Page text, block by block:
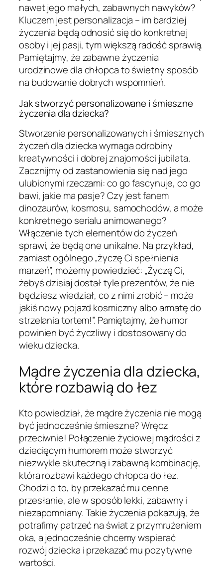
nawet jego małych, zabawnych nawyków?
Kluczem jest personalizacja – im bardziej
życzenia będą odnosić się do konkretnej
osoby i jej pasji, tym większą radość sprawią.
Pamiętajmy, że zabawne życzenia
urodzinowe dla chłopca to świetny sposób
na budowanie dobrych wspomnień.
Jak stworzyć personalizowane i śmieszne
życzenia dla dziecka?
Stworzenie personalizowanych i śmiesznych
życzeń dla dziecka wymaga odrobiny
kreatywności i dobrej znajomości jubilata.
Zacznijmy od zastanowienia się nad jego
ulubionymi rzeczami: co go fascynuje, co go
bawi, jakie ma pasje? Czy jest fanem
dinozaurów, kosmosu, samochodów, a może
konkretnego serialu animowanego?
Włączenie tych elementów do życzeń
sprawi, że będą one unikalne. Na przykład,
zamiast ogólnego „życzę Ci spełnienia
marzeń”, możemy powiedzieć: „Życzę Ci,
żebyś dzisiaj dostał tyle prezentów, że nie
będziesz wiedział, co z nimi zrobić – może
jakiś nowy pojazd kosmiczny albo armatę do
strzelania tortem!”. Pamiętajmy, że humor
powinien być życzliwy i dostosowany do
wieku dziecka.
Mądre życzenia dla dziecka,
które rozbawią do łez
Kto powiedział, że mądre życzenia nie mogą
być jednocześnie śmieszne? Wręcz
przeciwnie! Połączenie życiowej mądrości z
dziecięcym humorem może stworzyć
niezwykle skuteczną i zabawną kombinację,
która rozbawi każdego chłopca do łez.
Chodzi o to, by przekazać mu cenne
przesłanie, ale w sposób lekki, zabawny i
niezapomniany. Takie życzenia pokazują, że
potrafimy patrzeć na świat z przymrużeniem
oka, a jednocześnie chcemy wspierać
rozwój dziecka i przekazać mu pozytywne
wartości.